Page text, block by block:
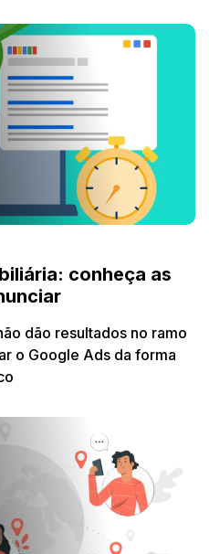
conheça as
dão resultados no ramo
o Google Ads da forma